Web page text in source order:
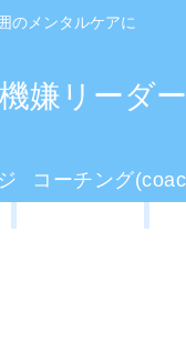
のメンタルケアに
嫌リーダー